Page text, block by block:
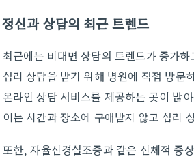
정신과 상담의 최근 트렌드
최근에는 비대면 상담의 트렌드가 증가
심리 상담을 받기 위해 병원에 직접 방문
온라인 상담 서비스를 제공하는 곳이 많
이는 시간과 장소에 구애받지 않고 심리
또한, 자율신경실조증과 같은 신체적 증